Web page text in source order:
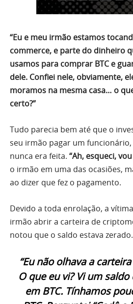
“Eu e meu irmão estamos
commerce, e parte do dinheiro
usamos para comprar BTC e
dele. Confiei nele, obviamente,
moramos na mesma casa… o
certo?”
Tudo parecia bem até que o
seu irmão pagar um
nunca era feita. “Ah, esqueci,
o irmão em uma das ocasiões,
ao dizer que fez o pagamento.
Devido a toda enrolação, a
irmão abrir a carteira de
notou que o saldo estava zerado.
“Eu não olhava a
O que eu vi? Vi um saldo
em BTC. Tínhamos